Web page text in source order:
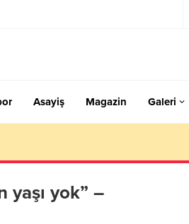
Asayiş Magazin Galeri
yaşı yok” –